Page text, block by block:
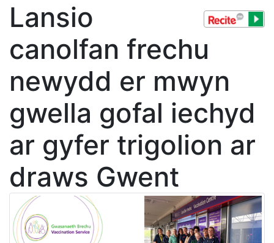
Lansio
canolfan frechu
newydd er mwyn
gwella gofal iechyd
ar gyfer trigolion ar
draws Gwent